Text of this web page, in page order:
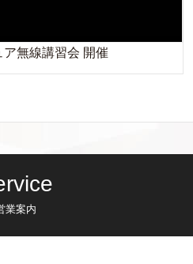
無線講習会 開催
業案内